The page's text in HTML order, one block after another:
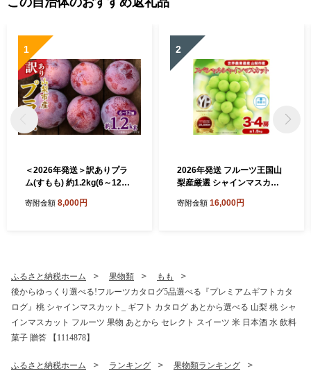
1
＜2026年発送＞訳ありプラ
ム(すもも) 約1.2kg(6～12個)
寄附金額 8,000円
2
2026年発送 フルーツ王国山
梨産厳選 シャインマスカッ
67】
寄附金額 16,000円
ふるさと納税ホーム 果物類
もも
後からゆっくり選べる!フルーツカタログ5品選べる『プレミアムギフトカタ
ログ』桃 シャインマスカット_ ギフト カタログ あとから選べる 山梨 桃 シャ
インマスカット フルーツ 果物 あとから セレクト スイーツ 米 日本酒 水 飲料
菓子 贈答 【1114878】
ふるさと納税ホーム ランキング
果物類ランキング